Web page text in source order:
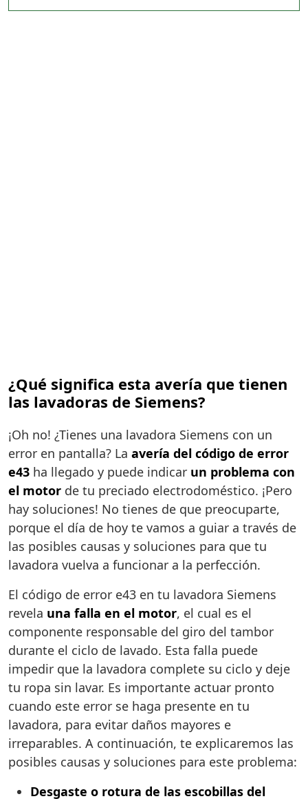
¿Qué significa esta avería que tienen
las lavadoras de Siemens?
¡Oh no! ¿Tienes una lavadora Siemens con un
error en pantalla? La avería del código de error
e43 ha llegado y puede indicar un problema con
el motor de tu preciado electrodoméstico. ¡Pero
hay soluciones! No tienes de que preocuparte,
porque el día de hoy te vamos a guiar a través de
las posibles causas y soluciones para que tu
lavadora vuelva a funcionar a la perfección.
El código de error e43 en tu lavadora Siemens
revela una falla en el motor, el cual es el
componente responsable del giro del tambor
durante el ciclo de lavado. Esta falla puede
impedir que la lavadora complete su ciclo y deje
tu ropa sin lavar. Es importante actuar pronto
cuando este error se haga presente en tu
lavadora, para evitar daños mayores e
irreparables. A continuación, te explicaremos las
posibles causas y soluciones para este problema:
Desgaste o rotura de las escobillas del